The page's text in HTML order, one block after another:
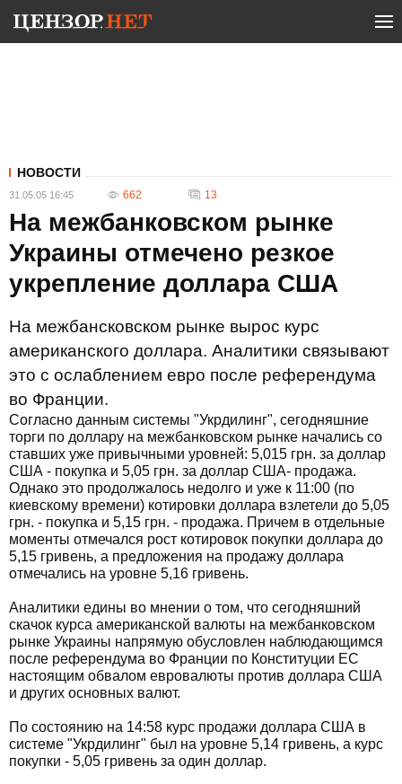
НОВОСТИ
31.05.05 16:45 662 13
На межбанковском рынке
Украины отмечено резкое
укрепление доллара США
На межбансковском рынке вырос курс
американского доллара. Аналитики связывают
это с ослаблением евро после референдума
во Франции.
Согласно данным системы "Укрдилинг", сегодняшние
торги по доллару на межбанковском рынке начались со
ставших уже привычными уровней: 5,015 грн. за доллар
США - покупка и 5,05 грн. за доллар США- продажа.
Однако это продолжалось недолго и уже к 11:00 (по
киевскому времени) котировки доллара взлетели до 5,05
грн. - покупка и 5,15 грн. - продажа. Причем в отдельные
моменты отмечался рост котировок покупки доллара до
5,15 гривень, а предложения на продажу доллара
отмечались на уровне 5,16 гривень.
Аналитики едины во мнении о том, что сегодняшний
скачок курса американской валюты на межбанковском
рынке Украины напрямую обусловлен наблюдающимся
после референдума во Франции по Конституции ЕС
настоящим обвалом евровалюты против доллара США
и других основных валют.
По состоянию на 14:58 курс продажи доллара США в
системе "Укрдилинг" был на уровне 5,14 гривень, а курс
покупки - 5,05 гривень за один доллар.